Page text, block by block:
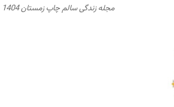
مجله زندگی سالم چاپ زمستان 1404